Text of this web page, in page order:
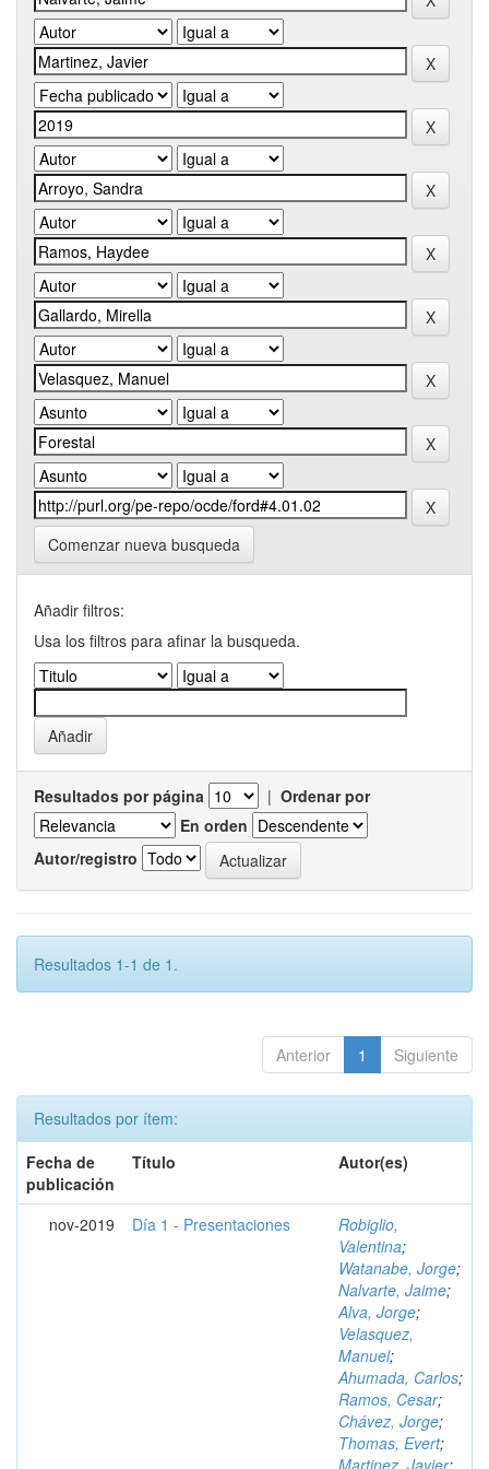
Comenzar nueva busqueda
Añadir filtros:
Usa los filtros para afinar la busqueda.
Resultados por página | Ordenar por
En orden
Autor/registro
Resultados 1-1 de 1.
Anterior 1 Siguiente
Resultados por ítem:
Fecha de
publicación
Título Autor(es)
nov-2019 Día 1 - Presentaciones
Robiglio,
Valentina;
Watanabe, Jorge;
Nalvarte, Jaime;
Alva, Jorge;
Velasquez,
Manuel;
Ahumada, Carlos;
Ramos, Cesar;
Chávez, Jorge;
Thomas, Evert;
Martinez, Javier;